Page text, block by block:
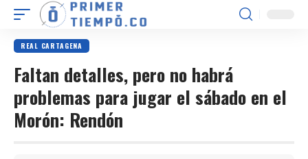
REAL CARTAGENA
Faltan detalles, pero no habrá
problemas para jugar el sábado en el
Morón: Rendón